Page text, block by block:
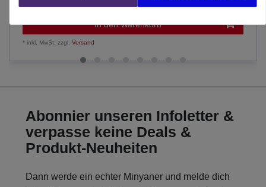
In den Warenkorb
*inkl. MwSt. zzgl.Versand
Abonnier unseren Infoletter &
verpasse keine Deals &
Produkt-Neuheiten
Dann werde ein echter Minyaner und melde dich